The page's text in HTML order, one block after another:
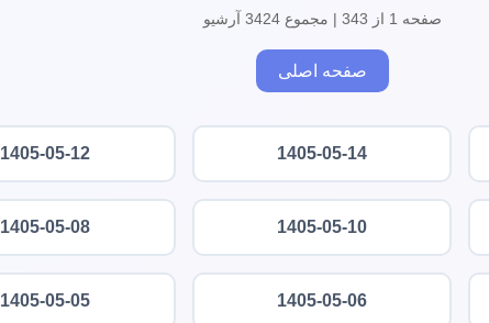
صفحه 1 از 343 | مجموع 3424 آرشیو
صفحه اصلی
1405-05-14
1405-05-12
1405-05-10
1405-05-08
1405-05-06
1405-05-05